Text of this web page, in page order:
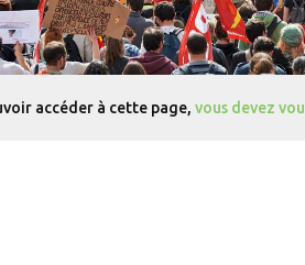
accéder à cette page, vous devez